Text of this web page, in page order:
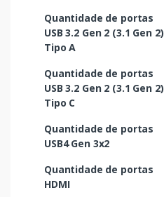
Quantidade de portas
USB 3.2 Gen 2 (3.1 Gen 2)
Tipo A
Quantidade de portas
USB 3.2 Gen 2 (3.1 Gen 2)
Tipo C
Quantidade de portas
USB4 Gen 3x2
Quantidade de portas
HDMI